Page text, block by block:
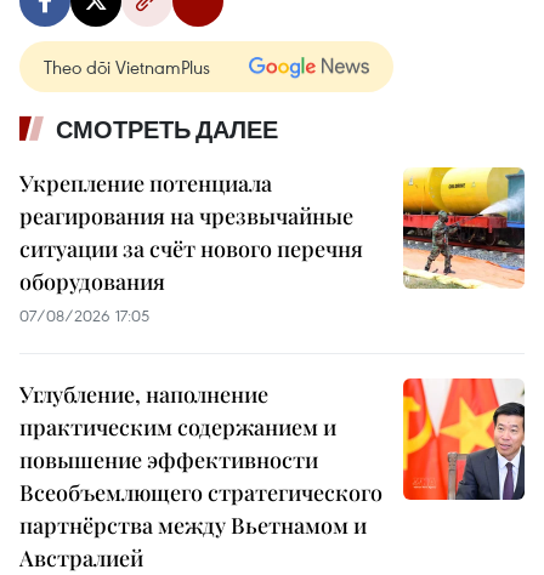
Theo dõi VietnamPlus
СМОТРЕТЬ ДАЛЕЕ
Укрепление потенциала
реагирования на чрезвычайные
ситуации за счёт нового перечня
оборудования
07/08/2026 17:05
Углубление, наполнение
практическим содержанием и
повышение эффективности
Всеобъемлющего стратегического
партнёрства между Вьетнамом и
Австралией